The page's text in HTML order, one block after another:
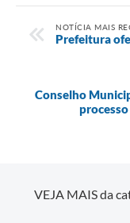
NOTÍCIA MAIS
Prefeitura
Conselho
VEJA MAIS da